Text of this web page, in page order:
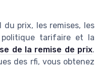
prix, les remises, les
tarifaire et la
de la remise de prix.
des rfi, vous obtenez